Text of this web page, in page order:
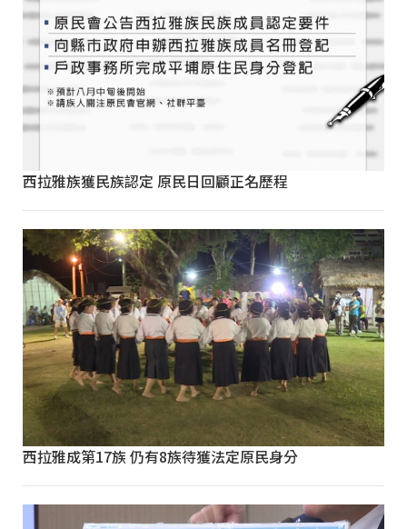
西拉雅族獲民族認定 原民日回顧正名歷程
西拉雅成第17族 仍有8族待獲法定原民身分